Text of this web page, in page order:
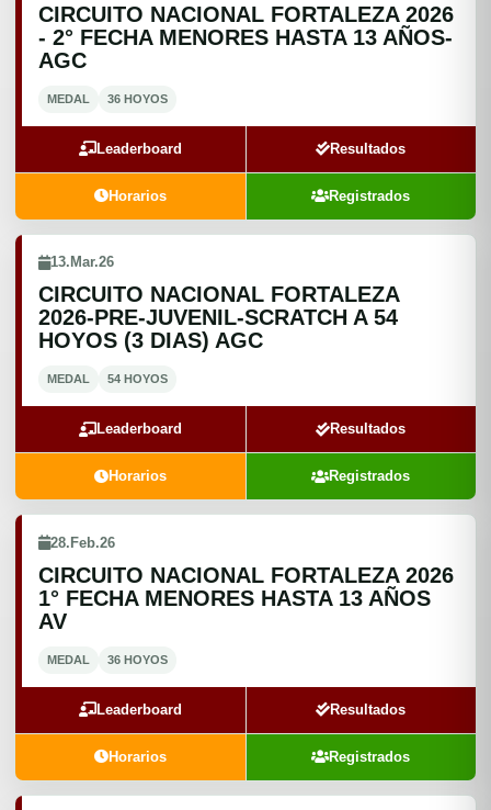
CIRCUITO NACIONAL FORTALEZA 2026
- 2° FECHA MENORES HASTA 13 AÑOS-
AGC
MEDAL 36 HOYOS
Leaderboard Resultados
Horarios Registrados
13.Mar.26
CIRCUITO NACIONAL FORTALEZA
2026-PRE-JUVENIL-SCRATCH A 54
HOYOS (3 DIAS) AGC
MEDAL 54 HOYOS
Leaderboard Resultados
Horarios Registrados
28.Feb.26
CIRCUITO NACIONAL FORTALEZA 2026
1° FECHA MENORES HASTA 13 AÑOS
AV
MEDAL 36 HOYOS
Leaderboard Resultados
Horarios Registrados